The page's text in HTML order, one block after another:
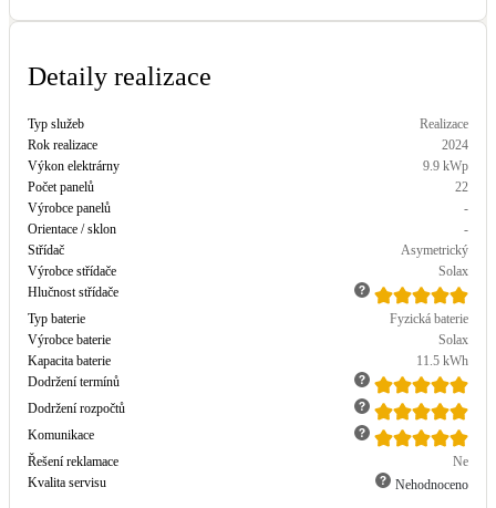
Vnitřní i venkovní
Detaily realizace
Typ služeb
Realizace
Rok realizace
2024
Výkon elektrárny
9.9 kWp
Počet panelů
22
Výrobce panelů
-
Orientace / sklon
-
Střídač
Asymetrický
Výrobce střídače
Solax
Hlučnost střídače
Typ baterie
Fyzická baterie
Výrobce baterie
Solax
Kapacita baterie
11.5 kWh
Dodržení termínů
Dodržení rozpočtů
Komunikace
Řešení reklamace
Ne
Kvalita servisu
Nehodnoceno